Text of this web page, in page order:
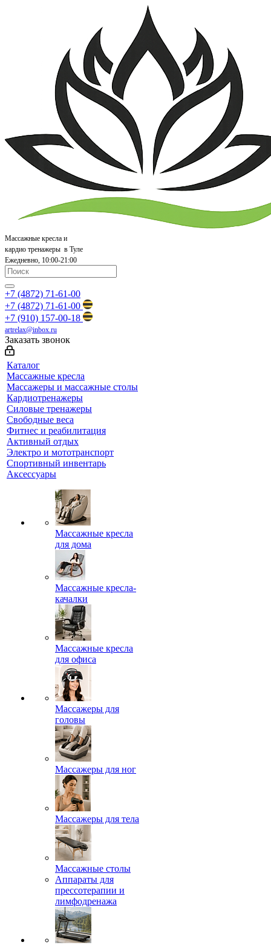
Массажные кресла и
кардио тренажеры в Туле
Ежедневно, 10:00-21:00
+7 (4872) 71-61-00
+7 (4872) 71-61-00
+7 (910) 157-00-18
artrelax@inbox.ru
Заказать звонок
Каталог
Массажные кресла
Массажеры и массажные столы
Кардиотренажеры
Силовые тренажеры
Свободные веса
Фитнес и реабилитация
Активный отдых
Электро и мототранспорт
Спортивный инвентарь
Аксессуары
Массажные кресла
для дома
Массажные кресла-
качалки
Массажные кресла
для офиса
Массажеры для
головы
Массажеры для ног
Массажеры для тела
Массажные столы
Аппараты для
прессотерапии и
лимфодренажа